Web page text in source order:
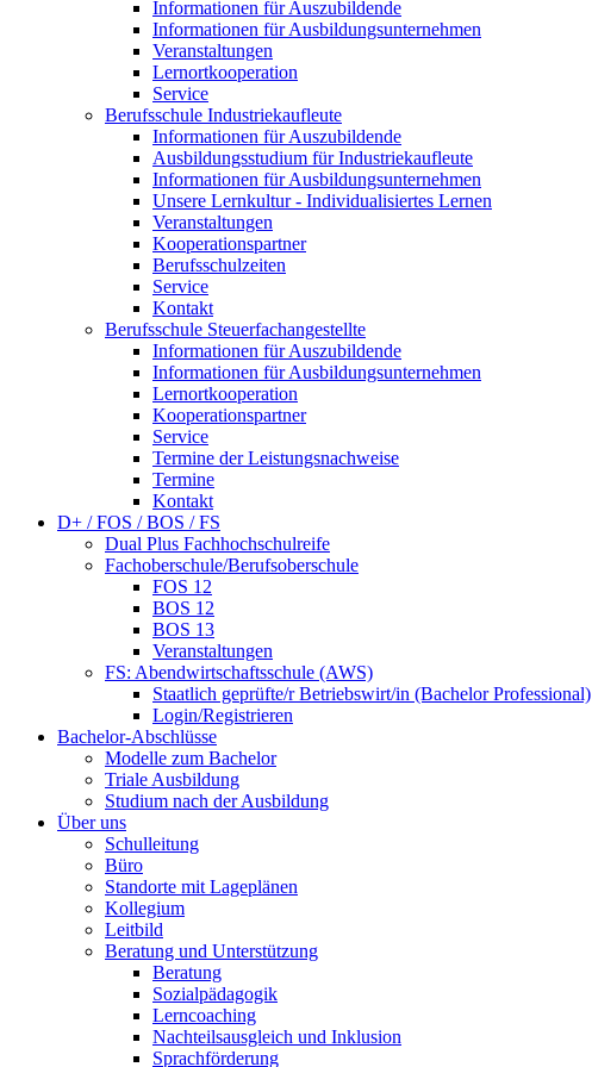
Informationen für Auszubildende
Informationen für Ausbildungsunternehmen
Veranstaltungen
Lernortkooperation
Service
Berufsschule Industriekaufleute
Informationen für Auszubildende
Ausbildungsstudium für Industriekaufleute
Informationen für Ausbildungsunternehmen
Unsere Lernkultur - Individualisiertes Lernen
Veranstaltungen
Kooperationspartner
Berufsschulzeiten
Service
Kontakt
Berufsschule Steuerfachangestellte
Informationen für Auszubildende
Informationen für Ausbildungsunternehmen
Lernortkooperation
Kooperationspartner
Service
Termine der Leistungsnachweise
Termine
Kontakt
D+ / FOS / BOS / FS
Dual Plus Fachhochschulreife
Fachoberschule/Berufsoberschule
FOS 12
BOS 12
BOS 13
Veranstaltungen
FS: Abendwirtschaftsschule (AWS)
Staatlich geprüfte/r Betriebswirt/in (Bachelor Professional)
Login/Registrieren
Bachelor-Abschlüsse
Modelle zum Bachelor
Triale Ausbildung
Studium nach der Ausbildung
Über uns
Schulleitung
Büro
Standorte mit Lageplänen
Kollegium
Leitbild
Beratung und Unterstützung
Beratung
Sozialpädagogik
Lerncoaching
Nachteilsausgleich und Inklusion
Sprachförderung